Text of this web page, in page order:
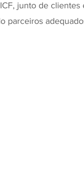
junto de clientes
parceiros